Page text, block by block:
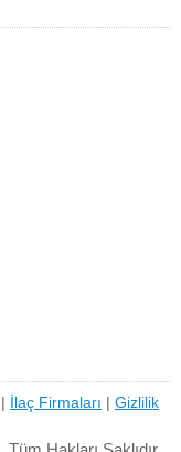
| İlaç Firmaları | Gizlilik